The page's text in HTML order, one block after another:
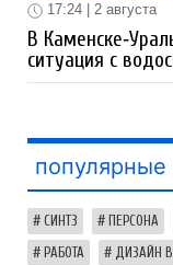
17:24 | 2 августа
В
ситуация с
популярные
СИНТЗ ПЕРСОНА
РАБОТА ДИЗАЙН